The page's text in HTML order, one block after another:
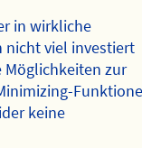
in wirkliche
nicht viel investiert
Möglichkeiten zur
keine